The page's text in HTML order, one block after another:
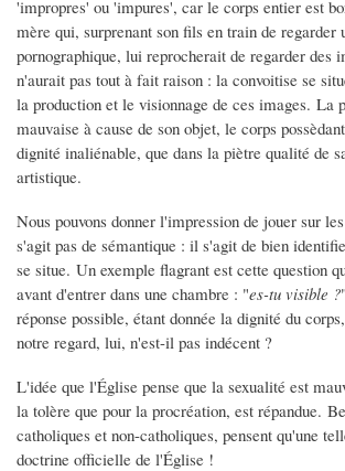
'impropres' ou 'impures', car le corps entier est
mère qui, surprenant son fils en train de regarder
pornographique, lui reprocherait de regarder des
n'aurait pas tout à fait raison : la convoitise se
la production et le visionnage de ces images. La
mauvaise à cause de son objet, le corps
dignité inaliénable, que dans la piètre qualité de
artistique.
Nous pouvons donner l'impression de jouer sur
s'agit pas de sémantique : il s'agit de bien
se situe. Un exemple flagrant est cette question
avant d'entrer dans une chambre : "es-tu visible ?
réponse possible, étant donnée la dignité du
notre regard, lui, n'est-il pas indécent ?
L'idée que l'Église pense que la sexualité est
la tolère que pour la procréation, est répandue.
catholiques et non-catholiques, pensent qu'une
doctrine officielle de l'Église !